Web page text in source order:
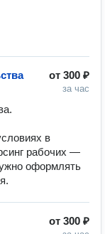
от 300 ₽
за час
в
рабочих —
оформлять
от 300 ₽